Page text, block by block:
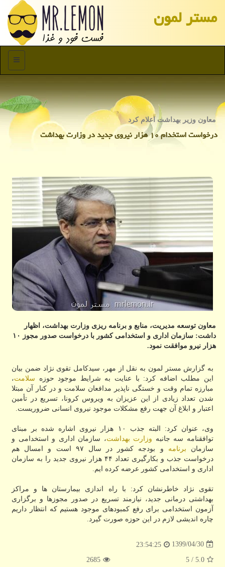
مستر لمون
منو
معاون وزیر بهداشت اعلام كرد
درخواست استخدام ۱۰ هزار نیروی جدید در وزارت بهداشت
معاون توسعه مدیریت، منابع و برنامه ریزی وزارت بهداشت، اظهار
داشت: سازمان اداری و استخدامی كشور با درخواست صدور مجوز ۱۰
هزار نیرو موافقت نمود.
به گزارش مستر لمون به نقل از مهر، سیدکامل تقوی نژاد ضمن بیان
این مطلب اضافه کرد: با عنایت به شرایط موجود حوزه سلامت،
مبارزه تمام وقت و خستگی ناپذیر مدافعان سلامت و در کنار آن مبتلا
شدن تعداد زیادی از این عزیزان به ویروس کرونا، تسریع در تأمین
اعتبار و ابلاغ آن جهت رفع مشکلات موجود نیروی انسانی ضروریست.
وی، عنوان کرد: البته جذب ۱۰ هزار نیروی اشاره شده بر مبنای
توافقنامه سه جانبه وزارت بهداشت، سازمان اداری و استخدامی و
سازمان برنامه
و بودجه کشور در سال ۹۷ است و امسال هم
درخواست جذب و بکارگیری تعداد ۴۴ هزار نیروی جدید را به سازمان
اداری و استخدامی کشور عرضه کرده ایم.
تقوی نژاد خاطرنشان کرد: با راه اندازی بیمارستان ها و مراکز
بهداشتی درمانی جدید، نیازمند تسریع در صدور مجوزها و برگزاری
آزمون استخدامی برای رفع کمبودهای موجود هستیم که انتظار داریم
چاره اندیشی لازم در این حوزه صورت گیرد.
1399/04/30
23:54:25
5.0
/ 5
2685